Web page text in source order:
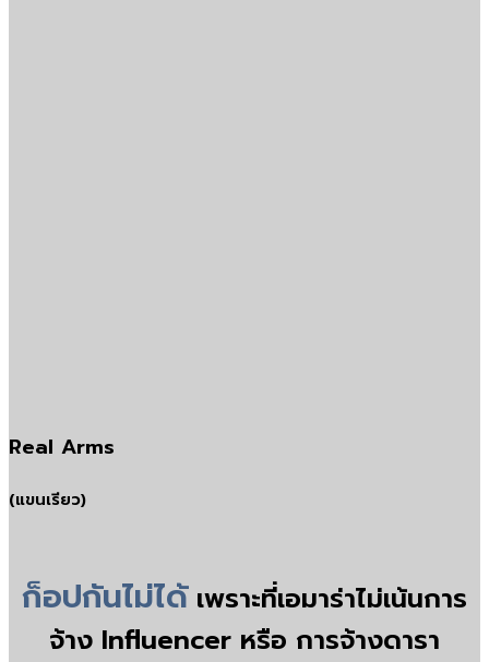
Real Arms
(แขนเรียว)
ก็อปกันไม่ได้เพราะที่เอมาร่าไม่เน้นการ
จ้าง Influencer หรือ การจ้างดารา